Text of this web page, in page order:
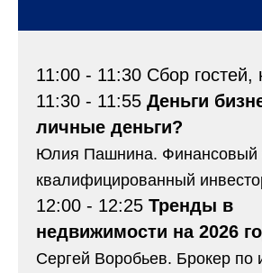
11:00 - 11:30 Сбор гостей,
11:30 - 11:55 Деньги
личные деньги?
Юлия Пашнина. Финансовый
квалифицированный
12:00 - 12:25 Тренды в
недвижимости на 2026
Сергей Воробьев. Брокер по